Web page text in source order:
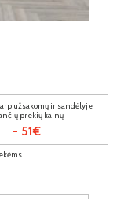
užsakomų ir sandėlyje
prekių kainų
- 51€